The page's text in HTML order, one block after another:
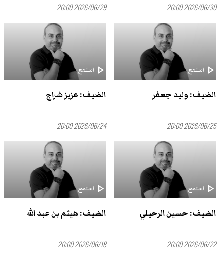
2026/06/30 20:00
2026/06/29 20:00
play_arrow استمع
الضيف : وليد جعفر
2026/06/25 20:00
play_arrow استمع
الضيف : عزيز شراج
2026/06/24 20:00
play_arrow استمع
الضيف : حسين الرحيلي
2026/06/22 20:00
play_arrow استمع
الضيف : هيثم بن عبد الله
2026/06/18 20:00